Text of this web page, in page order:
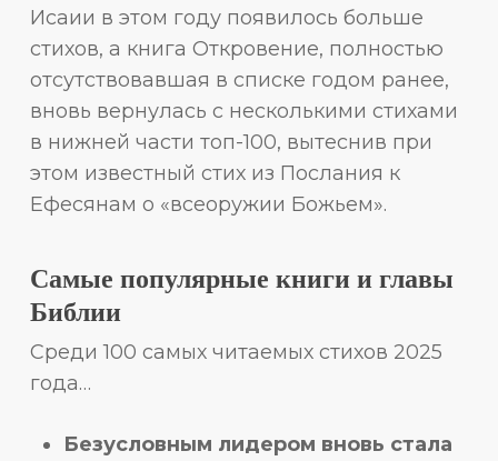
Исаии в этом году появилось больше
стихов, а книга Откровение, полностью
отсутствовавшая в списке годом ранее,
вновь вернулась с несколькими стихами
в нижней части топ-100, вытеснив при
этом известный стих из Послания к
Ефесянам о «всеоружии Божьем».
Самые популярные книги и главы
Библии
Среди 100 самых читаемых стихов 2025
года…
Безусловным лидером вновь стала